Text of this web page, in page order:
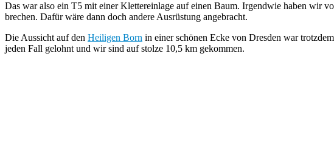
Das war also ein T5 mit einer Klettereinlage auf einen Baum. Irgendwie haben wir
brechen. Dafür wäre dann doch andere Ausrüstung angebracht.
Die Aussicht auf den Heiligen Born in einer schönen Ecke von Dresden war
jeden Fall gelohnt und wir sind auf stolze 10,5 km gekommen.